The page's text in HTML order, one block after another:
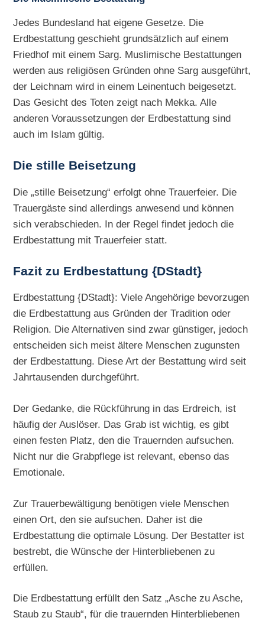
Jedes Bundesland hat eigene Gesetze. Die
Erdbestattung geschieht grundsätzlich auf einem
Friedhof mit einem Sarg. Muslimische Bestattungen
werden aus religiösen Gründen ohne Sarg ausgeführt,
der Leichnam wird in einem Leinentuch beigesetzt.
Das Gesicht des Toten zeigt nach Mekka. Alle
anderen Voraussetzungen der Erdbestattung sind
auch im Islam gültig.
Die stille Beisetzung
Die „stille Beisetzung“ erfolgt ohne Trauerfeier. Die
Trauergäste sind allerdings anwesend und können
sich verabschieden. In der Regel findet jedoch die
Erdbestattung mit Trauerfeier statt.
Fazit zu Erdbestattung {DStadt}
Erdbestattung {DStadt}: Viele Angehörige bevorzugen
die Erdbestattung aus Gründen der Tradition oder
Religion. Die Alternativen sind zwar günstiger, jedoch
entscheiden sich meist ältere Menschen zugunsten
der Erdbestattung. Diese Art der Bestattung wird seit
Jahrtausenden durchgeführt.
Der Gedanke, die Rückführung in das Erdreich, ist
häufig der Auslöser. Das Grab ist wichtig, es gibt
einen festen Platz, den die Trauernden aufsuchen.
Nicht nur die Grabpflege ist relevant, ebenso das
Emotionale.
Zur Trauerbewältigung benötigen viele Menschen
einen Ort, den sie aufsuchen. Daher ist die
Erdbestattung die optimale Lösung. Der Bestatter ist
bestrebt, die Wünsche der Hinterbliebenen zu
erfüllen.
Die Erdbestattung erfüllt den Satz „Asche zu Asche,
Staub zu Staub“, für die trauernden Hinterbliebenen